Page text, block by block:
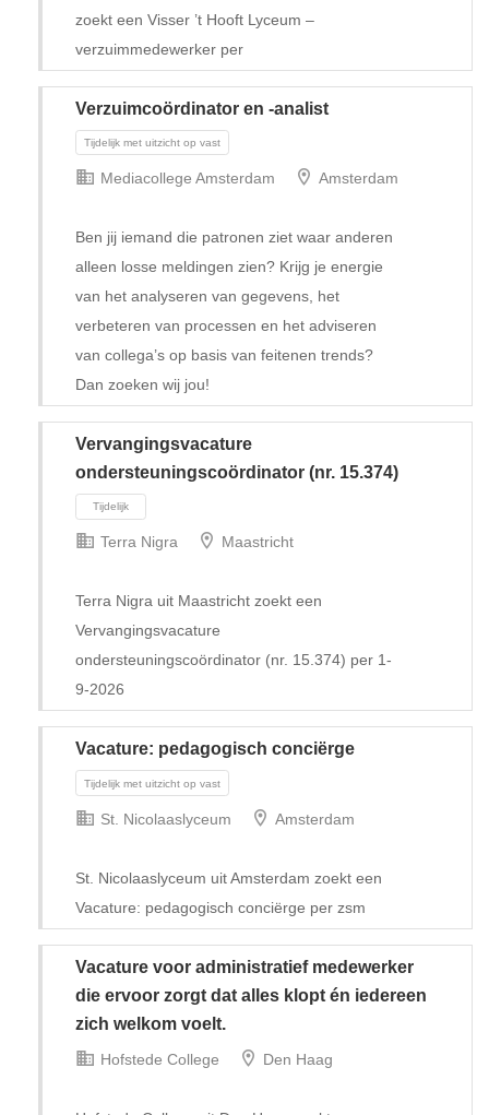
zoekt een Visser ’t Hooft Lyceum –
verzuimmedewerker per
Verzuimcoördinator en -analist
Mediacollege Amsterdam Amsterdam
Ben jij iemand die patronen ziet waar anderen
alleen losse meldingen zien? Krijg je energie
van het analyseren van gegevens, het
verbeteren van processen en het adviseren
van collega’s op basis van feitenen trends?
Dan zoeken wij jou!
Vervangingsvacature
ondersteuningscoördinator (nr. 15.374)
Tijdelijk
Terra Nigra Maastricht
Terra Nigra uit Maastricht zoekt een
Vervangingsvacature
ondersteuningscoördinator (nr. 15.374) per 1-
9-2026
Vacature: pedagogisch conciërge
St. Nicolaaslyceum Amsterdam
St. Nicolaaslyceum uit Amsterdam zoekt een
Vacature: pedagogisch conciërge per zsm
Vacature voor administratief medewerker
die ervoor zorgt dat alles klopt én iedereen
zich welkom voelt.
Hofstede College Den Haag